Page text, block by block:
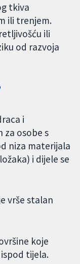
tkiva
ili trenjem.
ili
od razvoja
i
za osobe s
niza materijala
i dijele se
vrše stalan
koje
tijela.